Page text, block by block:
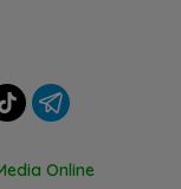
Online